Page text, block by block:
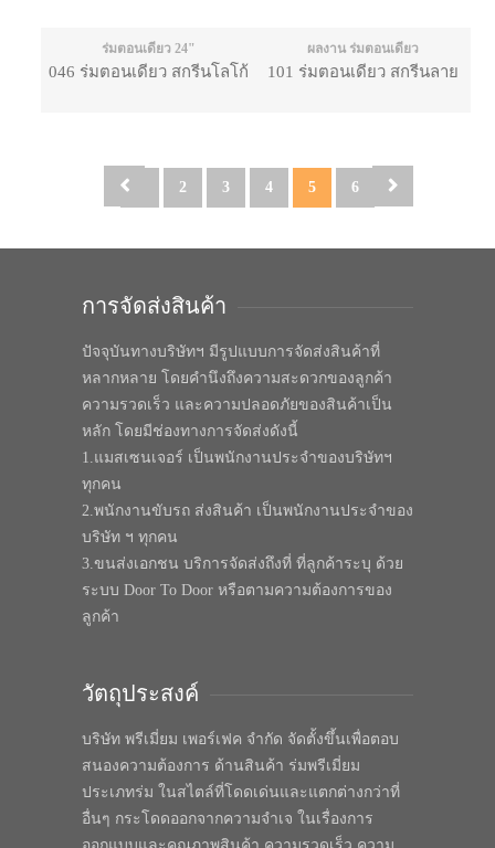
ร่มตอนเดียว 24"
046 ร่มตอนเดียว สกรีนโลโก้
ผลงาน ร่มตอนเดียว
101 ร่มตอนเดียว สกรีนลาย
2 3 4 5 6
การจัดส่งสินค้า
ปัจจุบันทางบริษัทฯ มีรูปแบบการจัดส่งสินค้าที่
หลากหลาย โดยคำนึงถึงความสะดวกของลูกค้า
ความรวดเร็ว และความปลอดภัยของสินค้าเป็น
หลัก โดยมีช่องทางการจัดส่งดังนี้
1.แมสเซนเจอร์ เป็นพนักงานประจำของบริษัทฯ
ทุกคน
2.พนักงานขับรถ ส่งสินค้า เป็นพนักงานประจำของ
บริษัท ฯ ทุกคน
3.ขนส่งเอกชน บริการจัดส่งถึงที่ ที่ลูกค้าระบุ ด้วย
ระบบ Door To Door หรือตามความต้องการของ
ลูกค้า
วัตถุประสงค์
บริษัท พรีเมี่ยม เพอร์เฟค จำกัด จัดตั้งขึ้นเพื่อตอบ
สนองความต้องการ ด้านสินค้า ร่มพรีเมี่ยม
ประเภทร่ม ในสไตล์ที่โดดเด่นและแตกต่างกว่าที่
อื่นๆ กระโดดออกจากความจำเจ ในเรื่องการ